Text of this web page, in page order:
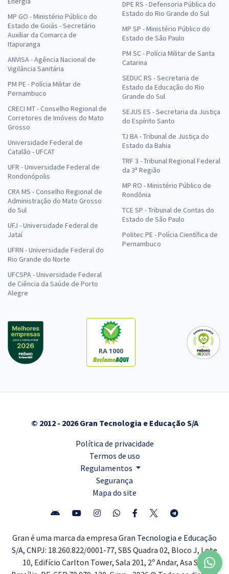
MP GO - Ministério Público do
Estado de Goiás - Secretário
Auxiliar da Comarca de
Itapuranga
ANVISA - Agência Nacional de
Vigilância Sanitária
PM PE - Polícia Militar de
Pernambuco
CRECI MT - Conselho Regional de
Corretores de Imóveis do Mato
Grosso
Universidade Federal de
Catalão - UFCAT
UFR - Universidade Federal de
Rondonópolis
CRA MS - Conselho Regional de
Administração do Mato Grosso
do Sul
UFJ - Universidade Federal de
Jataí
UFRN - Universidade Federal do
Rio Grande do Norte
UFCSPA - Universidade Federal
de Ciência da Saúde de Porto
Alegre
DPE RS - Defensoria Pública do
Estado do Rio Grande do Sul
MP SP - Ministério Público do
Estado de São Paulo
PM SC - Polícia Militar de Santa
Catarina
SEDUC RS - Secretaria de
Estado da Educação do Rio
Grande do Sul
SEJUS ES - Secretaria da Justiça
do Espírito Santo
TJ BA - Tribunal de Justiça do
Estado da Bahia
TRF 3 - Tribunal Regional Federal
da 3ª Região
MP RO - Ministério Público de
Rondônia
TCE SP - Tribunal de Contas do
Estado de São Paulo
Politec PE - Polícia Científica de
Pernambuco
RA 1000
© 2012 - 2026 Gran Tecnologia e Educação S/A
Política de privacidade
Termos de uso
Regulamentos
Segurança
Mapa do site
Gran é uma marca da empresa Gran Tecnologia e Educação
S/A, CNPJ: 18.260.822/0001-77, SBS Quadra 02, Bloco J, Lote
10, Edifício Carlton Tower, Sala 201, 2º Andar, Asa Sul,